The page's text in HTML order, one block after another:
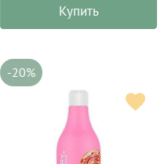
Купить
-20%